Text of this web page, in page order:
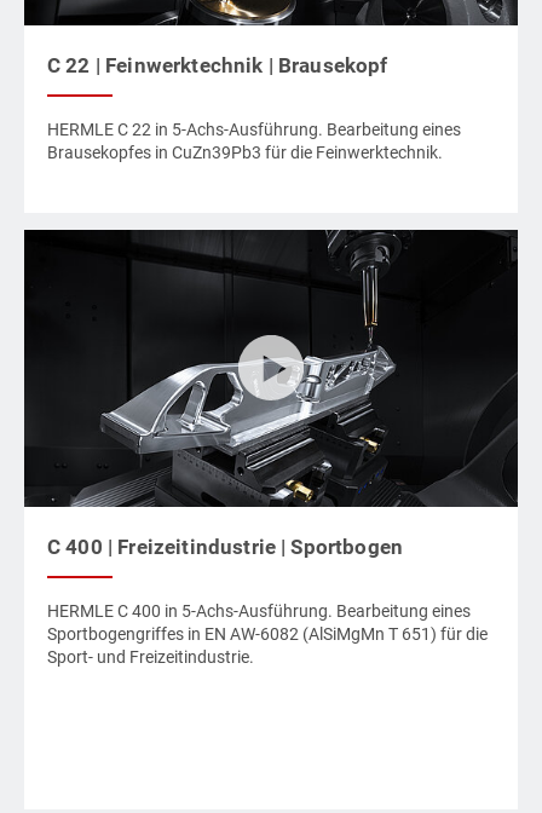
C 22 | Feinwerktechnik | Brausekopf
HERMLE C 22 in 5-Achs-Ausführung. Bearbeitung eines
Brausekopfes in CuZn39Pb3 für die Feinwerktechnik.
C 400 | Freizeitindustrie | Sportbogen
HERMLE C 400 in 5-Achs-Ausführung. Bearbeitung eines
Sportbogengriffes in EN AW-6082 (AlSiMgMn T 651) für die
Sport- und Freizeitindustrie.